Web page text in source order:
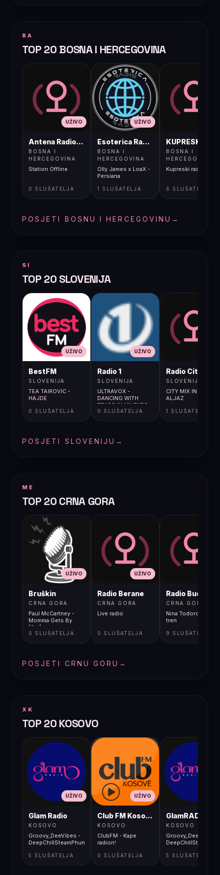
BA
TOP 20 BOSNA I HERCEGOVINA
UŽIVO
Antena Radio, Jelah Tešanj
BOSNA I
HERCEGOVINA
Station Offline
0 SLUŠATELJA
UŽIVO
Esoterica Radio S1
BOSNA I
HERCEGOVINA
Olly James x LoaX -
Persiana
1 SLUŠATELJA
BOSNA I
HERCEGOVINA
Kupreski radio
6 SLUŠATELJA
POSJETI BOSNU I HERCEGOVINU →
SI
TOP 20 SLOVENIJA
UŽIVO
BestFM
SLOVENIJA
TEA TAIROVIC -
HAJDE
0 SLUŠATELJA
UŽIVO
Radio 1
SLOVENIJA
ULTRAVOX -
DANCING WITH
TEARS IN MY EYES
0 SLUŠATELJA
Radio City
SLOVENIJA
CITY MIX IN DJ
ALJAZ
1 SLUŠATELJA
POSJETI SLOVENIJU →
ME
TOP 20 CRNA GORA
UŽIVO
Bruškin
CRNA GORA
Paul McCartney -
Momma Gets By
[9gj]
0 SLUŠATELJA
UŽIVO
Radio Berane
CRNA GORA
Live radio
0 SLUŠATELJA
Radio Budva
CRNA GORA
Nina Todorovic -
tren
9 SLUŠATELJA
POSJETI CRNU GORU →
XK
TOP 20 KOSOVO
UŽIVO
Glam Radio
KOSOVO
Groovy_DeeVibes -
DeepChillSteamPhunky_July2013mix
5 SLUŠATELJA
UŽIVO
Club FM Kosovë
KOSOVO
ClubFM - Kape
radion!
0 SLUŠATELJA
GlamRADIO
KOSOVO
Groovy_DeeVibes -
5 SLUŠATELJA